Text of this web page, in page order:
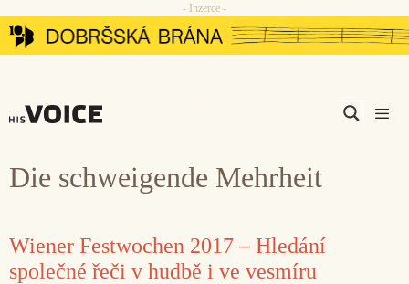
Přeskočit
na
- Inzerce -
Die schweigende Mehrheit
Wiener Festwochen 2017 – Hledání
společné řeči v hudbě i ve vesmíru